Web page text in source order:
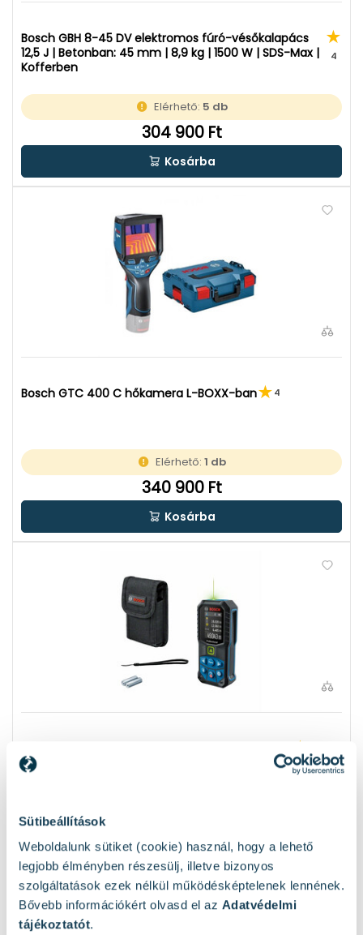
Sütibeállítások
Weboldalunk sütiket (cookie) használ, hogy a lehető
legjobb élményben részesülj, illetve bizonyos
szolgáltatások ezek nélkül működésképtelenek lennének.
Bővebb információkért olvasd el az Adatvédelmi
tájékoztatót.
Bosch GBH 8-45 DV elektromos fúró-vésőkalapács
12,5 J | Betonban: 45 mm | 8,9 kg | 1500 W | SDS-Max |
Kofferben
4
Elérhető: 5 db
304 900 Ft
Kosárba
Bosch GTC 400 C hőkamera L-BOXX-ban 4
Elérhető:1 db
340 900 Ft
Kosárba
77 090 Ft
Kosárba